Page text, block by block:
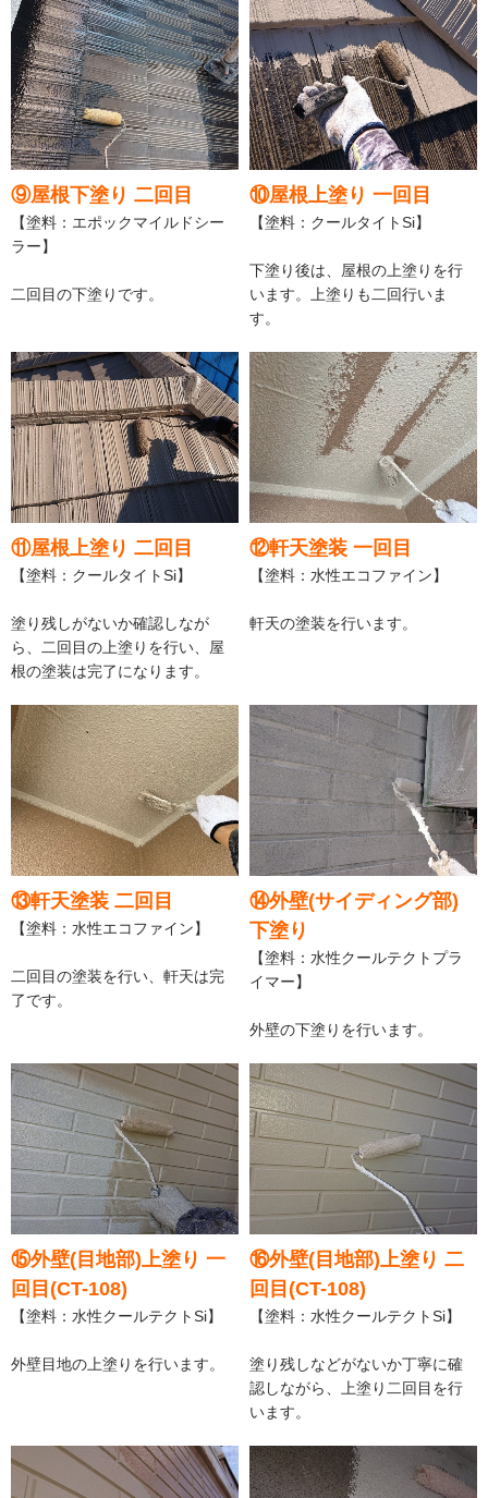
⑨屋根下塗り 二回目
【塗料：エポックマイルドシー
ラー】
二回目の下塗りです。
⑩屋根上塗り 一回目
【塗料：クールタイトSi】
下塗り後は、屋根の上塗りを行
います。上塗りも二回行いま
す。
⑪屋根上塗り 二回目
【塗料：クールタイトSi】
塗り残しがないか確認しなが
ら、二回目の上塗りを行い、屋
根の塗装は完了になります。
⑫軒天塗装 一回目
【塗料：水性エコファイン】
軒天の塗装を行います。
⑬軒天塗装 二回目
【塗料：水性エコファイン】
二回目の塗装を行い、軒天は完
了です。
⑭外壁(サイディング部)
下塗り
【塗料：水性クールテクトプラ
イマー】
外壁の下塗りを行います。
⑮外壁(目地部)上塗り 一
回目(CT-108)
【塗料：水性クールテクトSi】
外壁目地の上塗りを行います。
⑯外壁(目地部)上塗り 二
回目(CT-108)
【塗料：水性クールテクトSi】
塗り残しなどがないか丁寧に確
認しながら、上塗り二回目を行
います。